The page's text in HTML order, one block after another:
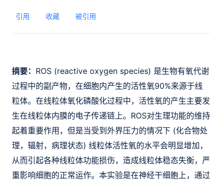
引用 收藏 被引用
摘要： ROS (reactive oxygen species) 是生物有氧代谢
过程中的副产物，在细胞内产生的活性氧90%来源于线
粒体。在线粒体氧化磷酸化过程中，活性氧的产生主要发
生在线粒体内膜的电子传递链上。ROS对生理功能的维持
起着重要作用，但是当受到外界压力的情况下 (化合物处
理，辐射，病理状态) 线粒体活性氧的水平会明显增加，
从而引起各种线粒体功能损伤，造成线粒体稳态失衡，严
重影响细胞的正常运作。本实验是在神经干细胞上，通过